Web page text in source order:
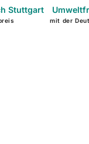
Stuttgart
mit der